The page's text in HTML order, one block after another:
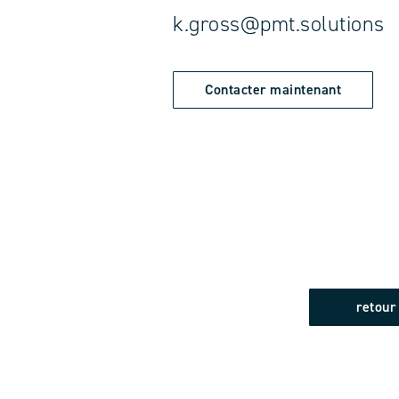
k.gross@pmt.solutions
Contacter maintenant
retour